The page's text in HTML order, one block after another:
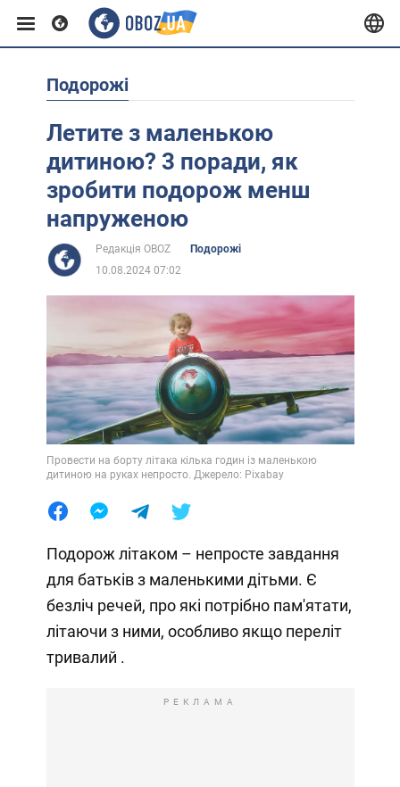
Європа
США
Африка
Лайфхаки
Подорожі
Летите з маленькою
дитиною? 3 поради, як
зробити подорож менш
напруженою
Редакція OBOZ
Подорожі
10.08.2024 07:02
Провести на борту літака кілька годин із маленькою
дитиною на руках непросто. Джерело: Pixabay
Подорож літаком – непросте завдання
для батьків з маленькими дітьми. Є
безліч речей, про які потрібно пам'ятати,
літаючи з ними, особливо якщо переліт
тривалий .
РЕКЛАМА